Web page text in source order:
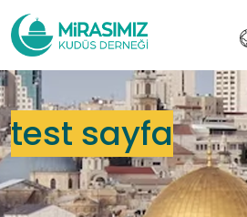
test sayfa